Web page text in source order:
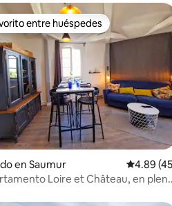
4.85 de 5, 355 reseñas
entre huéspedes
entre huéspedes
en Saumur
4.89
Loire et Château, en